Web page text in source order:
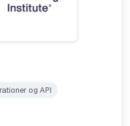
og API